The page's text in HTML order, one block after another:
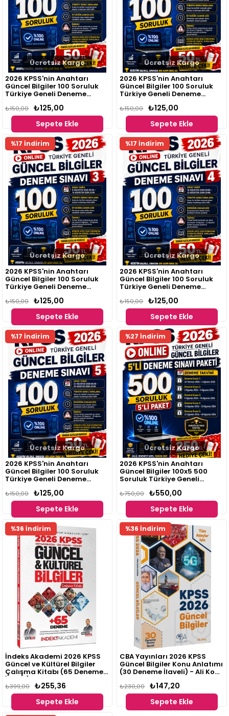
Ücretsiz Kargo
2026 KPSS'nin Anahtarı
Güncel Bilgiler 100 Soruluk
Türkiye Geneli Deneme
₺125,00
₺150,00
Sepete Ekle
Ücretsiz Kargo
2026 KPSS'nin Anahtarı
Güncel Bilgiler 100 Soruluk
Türkiye Geneli Deneme
₺125,00
₺150,00
Sepete Ekle
Ücretsiz Kargo
2026 KPSS'nin Anahtarı
Güncel Bilgiler 100 Soruluk
Türkiye Geneli Deneme
₺125,00
₺150,00
Sepete Ekle
%17 İndirim
Fırsat
Ürünü
Ücretsiz Kargo
2026 KPSS'nin Anahtarı
Güncel Bilgiler 100 Soruluk
Türkiye Geneli Deneme
₺125,00
₺150,00
Sepete Ekle
%17 İndirim
Fırsat
Ürünü
Ücretsiz Kargo
2026 KPSS'nin Anahtarı
Güncel Bilgiler 100 Soruluk
Türkiye Geneli Deneme
₺125,00
₺150,00
Sepete Ekle
%17 İndirim
Fırsat
Ürünü
Ücretsiz Kargo
2026 KPSS'nin Anahtarı
Güncel Bilgiler 100x5 500
Soruluk Türkiye Geneli
₺550,00
₺750,00
Sepete Ekle
%27 İndirim
Fırsat
Ürünü
İndeks Akademi 2026 KPSS
Güncel ve Kültürel Bilgiler
Çalışma Kitabı (65 Deneme
İlaveli) - Aydın Yüce, Emrah
Vahap Özkaraca İndeks
Akademi Yayıncılık
₺255,36
₺399,00
Sepete Ekle
%36 İndirim
Fırsat
Ürünü
CBA Yayınları 2026 KPSS
Güncel Bilgiler Konu Anlatımı
(30 Deneme İlaveli) - Ali Koç
₺147,20
₺230,00
Sepete Ekle
%36 İndirim
Fırsat
Ürünü